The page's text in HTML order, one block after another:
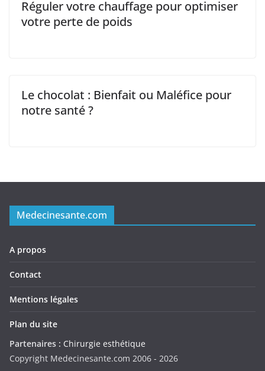
Réguler votre chauffage pour optimiser
votre perte de poids
Le chocolat : Bienfait ou Maléfice pour
notre santé ?
Medecinesante.com
A propos
Contact
Mentions légales
Plan du site
Partenaires : Chirurgie esthétique
Copyright Medecinesante.com 2006 - 2026